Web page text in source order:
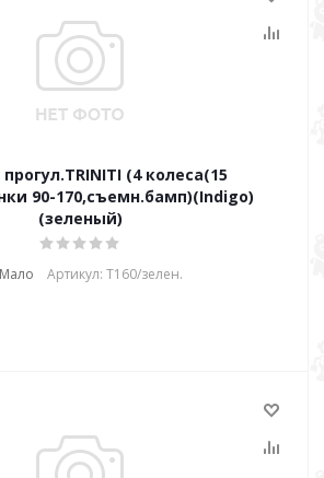
(4 колеса(15
90-170,съемн.бамп)(Indigo)
(зеленый)
Мало Артикул: Т160/зелен.